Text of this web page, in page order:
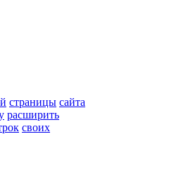
страницы сайта
расширить
своих